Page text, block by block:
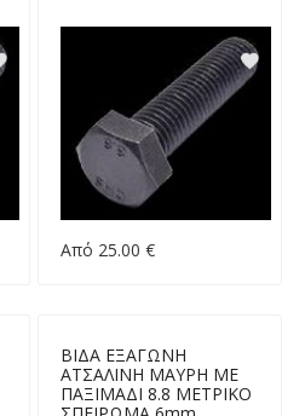
Από 25.00 €
ΒΙΔΑ ΕΞΑΓΩΝΗ
ΑΤΣΑΛΙΝΗ ΜΑΥΡΗ ΜΕ
ΠΑΞΙΜΑΔΙ 8.8 ΜΕΤΡΙΚΟ